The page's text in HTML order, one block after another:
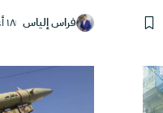
فراس إلياس ١٨ أغسطس ,٢٠٢٢